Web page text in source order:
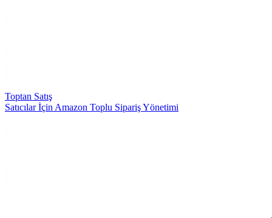
Toptan Satış
Satıcılar İçin Amazon Toplu Sipariş Yönetimi